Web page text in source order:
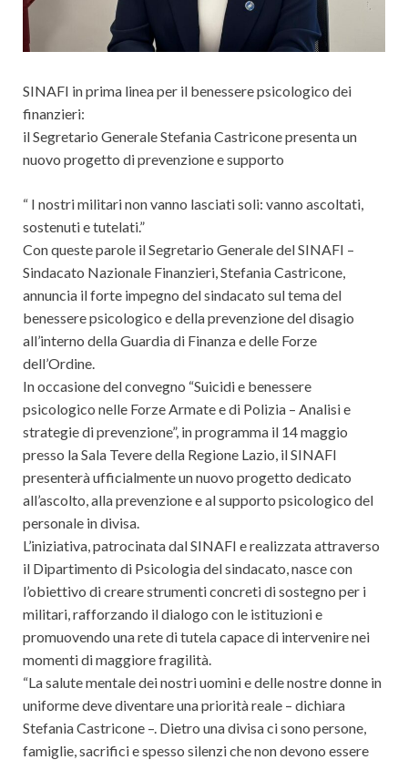
SINAFI in prima linea per il benessere psicologico dei
finanzieri:
il Segretario Generale Stefania Castricone presenta un
nuovo progetto di prevenzione e supporto
“ I nostri militari non vanno lasciati soli: vanno ascoltati,
sostenuti e tutelati.”
Con queste parole il Segretario Generale del SINAFI –
Sindacato Nazionale Finanzieri, Stefania Castricone,
annuncia il forte impegno del sindacato sul tema del
benessere psicologico e della prevenzione del disagio
all’interno della Guardia di Finanza e delle Forze
dell’Ordine.
In occasione del convegno “Suicidi e benessere
psicologico nelle Forze Armate e di Polizia – Analisi e
strategie di prevenzione”, in programma il 14 maggio
presso la Sala Tevere della Regione Lazio, il SINAFI
presenterà ufficialmente un nuovo progetto dedicato
all’ascolto, alla prevenzione e al supporto psicologico del
personale in divisa.
L’iniziativa, patrocinata dal SINAFI e realizzata attraverso
il Dipartimento di Psicologia del sindacato, nasce con
l’obiettivo di creare strumenti concreti di sostegno per i
militari, rafforzando il dialogo con le istituzioni e
promuovendo una rete di tutela capace di intervenire nei
momenti di maggiore fragilità.
“La salute mentale dei nostri uomini e delle nostre donne in
uniforme deve diventare una priorità reale – dichiara
Stefania Castricone –. Dietro una divisa ci sono persone,
famiglie, sacrifici e spesso silenzi che non devono essere